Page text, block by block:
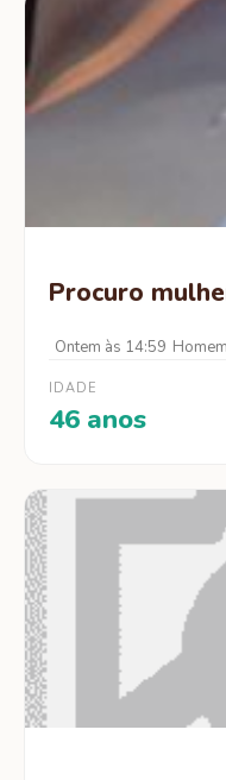
Procuro
Ontem às 14:59
IDADE
46 anos